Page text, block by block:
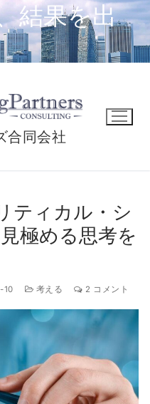
結果を出
合同会社
ティカル・シ
極める思考を
10 考える 2 コメント